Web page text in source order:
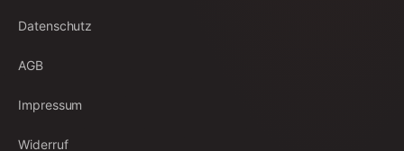
Datenschutz
AGB
Impressum
Widerruf